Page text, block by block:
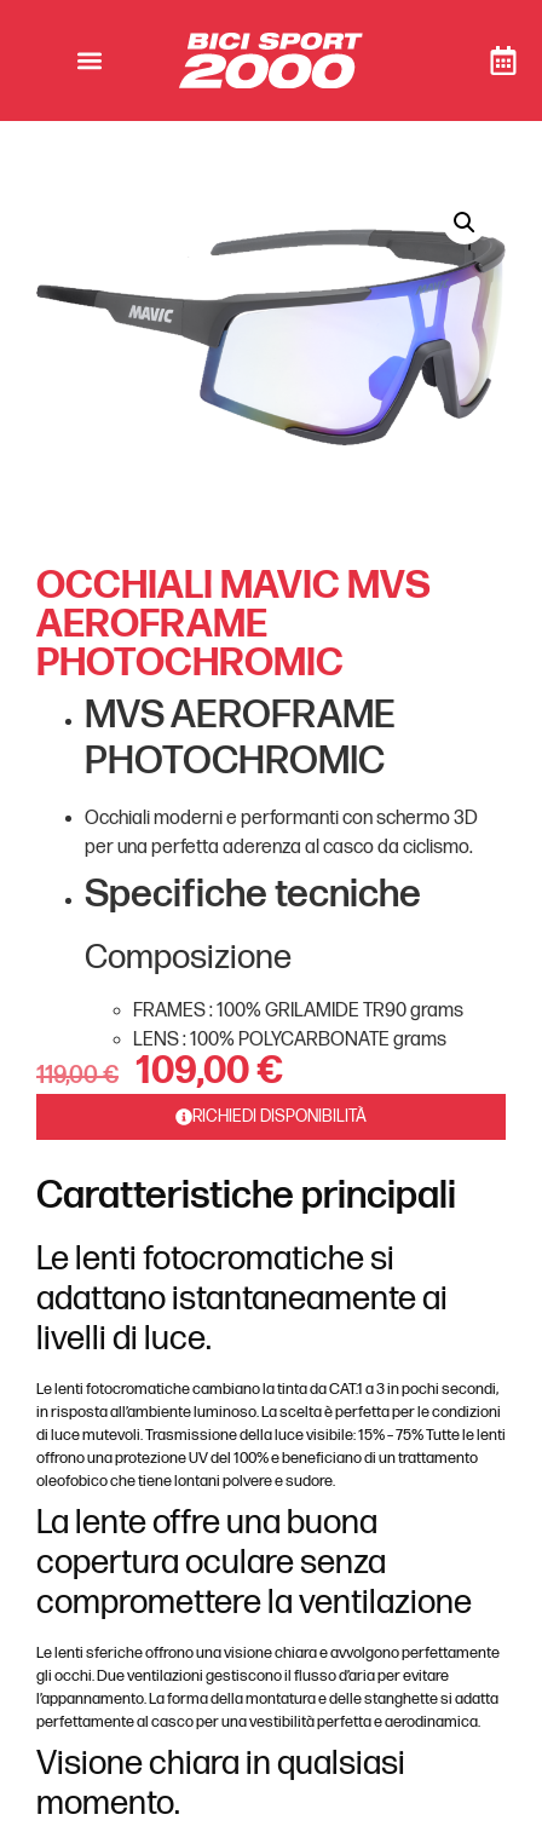
OCCHIALI MAVIC MVS
AEROFRAME
PHOTOCHROMIC
MVS AEROFRAME
PHOTOCHROMIC
Occhiali moderni e performanti con schermo 3D
per una perfetta aderenza al casco da ciclismo.
Specifiche tecniche
Composizione
FRAMES : 100% GRILAMIDE TR90 grams
LENS : 100% POLYCARBONATE grams
119,00€ 109,00€
RICHIEDI DISPONIBILITÀ
Caratteristiche principali
Le lenti fotocromatiche si
adattano istantaneamente ai
livelli di luce.
Le lenti fotocromatiche cambiano la tinta da CAT.1 a 3 in pochi secondi,
in risposta all’ambiente luminoso. La scelta è perfetta per le condizioni
di luce mutevoli. Trasmissione della luce visibile: 15% – 75% Tutte le lenti
offrono una protezione UV del 100% e beneficiano di un trattamento
oleofobico che tiene lontani polvere e sudore.
La lente offre una buona
copertura oculare senza
compromettere la ventilazione
Le lenti sferiche offrono una visione chiara e avvolgono perfettamente
gli occhi. Due ventilazioni gestiscono il flusso d’aria per evitare
l’appannamento. La forma della montatura e delle stanghette si adatta
perfettamente al casco per una vestibilità perfetta e aerodinamica.
Visione chiara in qualsiasi
momento.